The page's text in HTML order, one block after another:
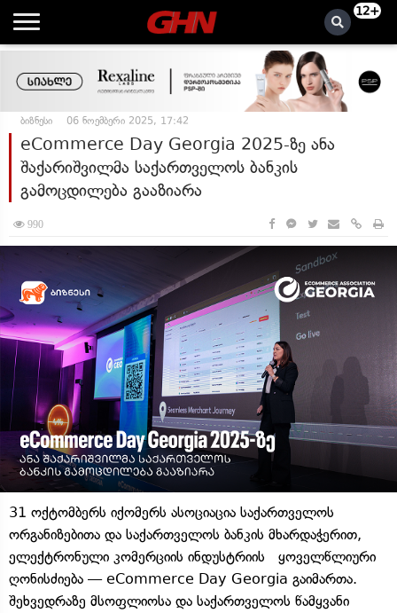
12+
ბიზნესი 06 ნოემბერი 2025, 17:42
eCommerce Day Georgia 2025-ზე ანა
შაქარიშვილმა საქართველოს ბანკის
გამოცდილება გააზიარა
990
31 ოქტომბერს იქომერს ასოციაცია საქართველოს
ორგანიზებითა და საქართველოს ბანკის მხარდაჭერით,
ელექტრონული კომერციის ინდუსტრიის ყოველწლიური
ღონისძიება — eCommerce Day Georgia გაიმართა.
შეხვედრაზე მსოფლიოსა და საქართველოს წამყვანი